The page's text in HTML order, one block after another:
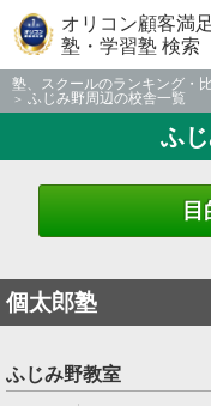
オリコン顧客満
塾・学習塾 検索
塾、スクールのランキング・
ふじみ野周辺の校舎一覧
ふ
個太郎塾
ふじみ野教室